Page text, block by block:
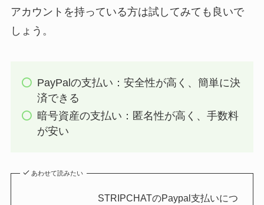
アカウントを持っている方は試してみても良いで
しょう。
PayPalの支払い：安全性が高く、簡単に決
済できる
暗号資産の支払い：匿名性が高く、手数料
が安い
あわせて読みたい
STRIPCHATのPaypal支払いにつ